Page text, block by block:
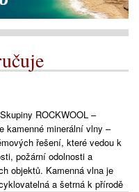
ROCKWOOL –
kamenné minerální vlny –
řešení, které vedou k
požární odolnosti a
objektů. Kamenná vlna je
a šetrná k přírodě